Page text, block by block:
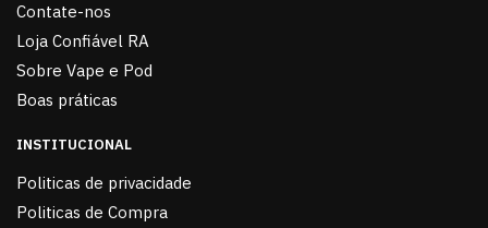
Contate-nos
Loja Confiável RA
Sobre Vape e Pod
Boas práticas
INSTITUCIONAL
Politicas de privacidade
Politicas de Compra